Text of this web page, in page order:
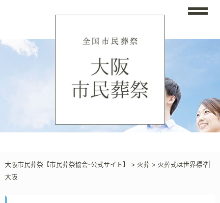
大阪市民葬祭【市民葬祭協会-公式サイト】 > 火葬 > 火葬式は世界標準|
大阪